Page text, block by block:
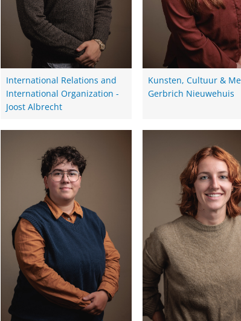
International Relations and
International Organization -
Joost Albrecht
Kunsten, Cultuur &
Gerbrich Nieuwehuis